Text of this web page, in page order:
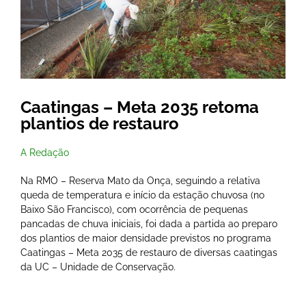
Caatingas – Meta 2035 retoma
plantios de restauro
A Redação
Na RMO – Reserva Mato da Onça, seguindo a relativa
queda de temperatura e início da estação chuvosa (no
Baixo São Francisco), com ocorrência de pequenas
pancadas de chuva iniciais, foi dada a partida ao preparo
dos plantios de maior densidade previstos no programa
Caatingas – Meta 2035 de restauro de diversas caatingas
da UC – Unidade de Conservação.